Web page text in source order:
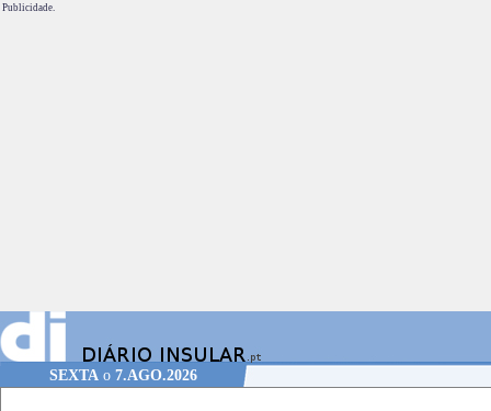
Publicidade.
SEXTA o 7.AGO.2026